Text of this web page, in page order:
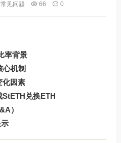
见问题 66 0
率背景
机制
化因素
StETH兑换ETH
）